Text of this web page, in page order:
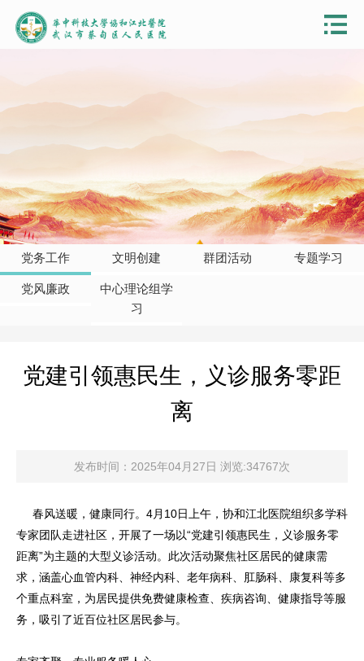
党务工作 文明创建 群团活动 专题学习
党风廉政
中心理论组学
习
党建引领惠民生，义诊服务零距
离
发布时间：2025年04月27日 浏览:34767次
春风送暖，健康同行。4月10日上午，协和江北医院组织多学科
专家团队走进社区，开展了一场以“党建引领惠民生，义诊服务零
距离”为主题的大型义诊活动。此次活动聚焦社区居民的健康需
求，涵盖心血管内科、神经内科、老年病科、肛肠科、康复科等多
个重点科室，为居民提供免费健康检查、疾病咨询、健康指导等服
务，吸引了近百位社区居民参与。